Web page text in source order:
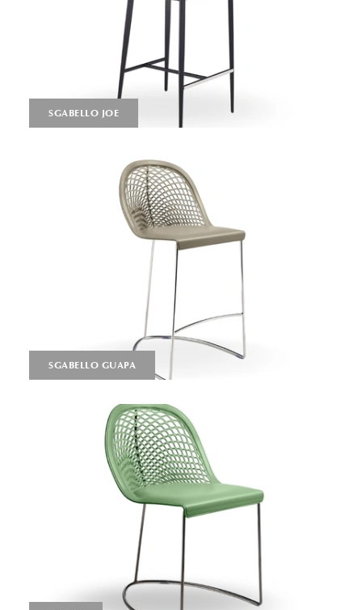
SGABELLO JOE
SGABELLO GUAPA